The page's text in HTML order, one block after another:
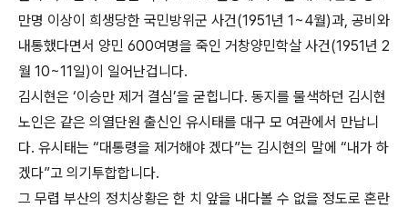
만명 이상이 희생당한 국민방위군 사건(1951년 1~4월)과, 공비와
내통했다면서 양민 600여명을 죽인 거창양민학살 사건(1951년 2
월 10~11일)이 일어난겁니다.
김시현은 ‘이승만 제거 결심’을 굳힙니다. 동지를 물색하던 김시현
노인은 같은 의열단원 출신인 유시태를 대구 모 여관에서 만납니
다. 유시태는 “대통령을 제거해야 겠다”는 김시현의 말에 “내가 하
겠다”고 의기투합합니다.
그 무렵 부산의 정치상황은 한 치 앞을 내다볼 수 없을 정도로 혼란